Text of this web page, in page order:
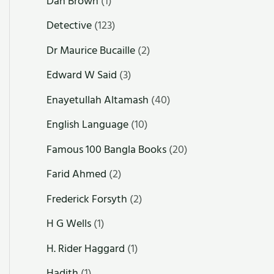
Detective(123)
Dr Maurice Bucaille(2)
Edward W Said (3)
Enayetullah Altamash (40)
English Language(10)
Famous 100 Bangla Books(20)
Farid Ahmed (2)
Frederick Forsyth (2)
H G Wells(1)
H. Rider Haggard (1)